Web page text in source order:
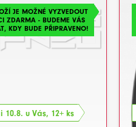
JE MOŽNÉ VYZVEDOUT
ZDARMA - BUDEME VÁS
KDY BUDE PŘIPRAVENO!
u Vás, 12+ ks